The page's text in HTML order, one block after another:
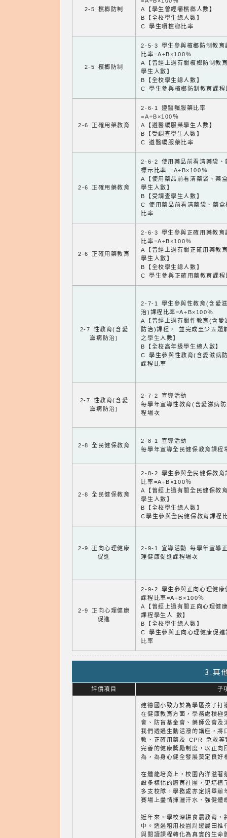
2-5 檳榔防制
A【學生曾經嚼檳榔人數】
B【全校學生總人數】
C 學生嚼檳榔比率
2-5 檳榔防制
2-5-3 學生參與檳榔防制教育
比率=A÷B×100％
A【曾經上過有關檳榔防制教
學生人數】
B【全校學生總人數】
C 學生參與檳榔防制教育課程
2-6 正確用藥教育
2-6-1 遵醫囑服藥比率
=A÷B×100％
A【遵醫囑服藥學生人數】
B【受調查學生人數】
C 遵醫囑服藥比率
2-6 正確用藥教育
2-6-2 使用藥品前看清藥袋、
標示比率 =A÷B×100％
A【使用藥品前看清藥袋、藥
學生人數】
B【受調查學生人數】
C 使用藥品前看清藥袋、藥盒
比率
2-6 正確用藥教育
2-6-3 學生參與正確用藥教育
比率=A÷B×100％
A【曾經上過有關正確用藥教
學生人數】
B【全校學生總人數】
C 學生參與正確用藥教育課程
2-7 性教育(含愛
滋病防治)
2-7-1 學生參與性教育(含愛
治)課程比率=A÷B×100％
A【曾經上過有關性教育(含愛
防治)課程， 並完成至少五題
之學生人數】
B【全校高年級學生總人數】
C 學生參與性教育(含愛滋病
課程比率
2-7 性教育(含愛
滋病防治)
2-7-2 宣導活動
每學年宣導性教育(含愛滋病
程場次
2-8 全民健保教育
2-8-1 宣導活動
每學年宣導全民健保教育課程
2-8 全民健保教育
2-8-2 學生參與全民健保教育
比率=A÷B×100％
A【曾經上過有關全民健保教
學生人數】
B【全校學生總人數】
C學生參與全民健保教育課程
2-9 正向心理健康
促進
2-9-1 宣導活動 每學年宣導
理健康促進課程場次
2-9 正向心理健康
促進
2-9-2 學生參與正向心理健康
課程比率=A÷B×100％
A【曾經上過有關正向心理健
課程學生人 數】
B【全校學生總人數】
C 學生參與正向心理健康促進
比率
3.其
評價項目 子
建德國小致力於為學區孩子打
在健康教育方面，學務處積極
會、防盲基金會、藥師公會及
我們透過生動活潑的講座，將
教、正確用藥及 CPR 急救等
完善的健康獎勵制度，以正向
為，為身心健全發展奠定良好
在體能培育上，校園內洋溢著
設多樣化的體育社團，更培植
多支校隊。學務處亦定期舉辦
賽場上盡情揮灑汗水、強健體
近年來，學校深耕食農教育，
中。透過租用校園周邊農田推
與閱讀課程轉化為真實的生命